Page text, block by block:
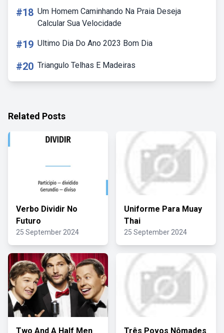
#18 Um Homem Caminhando Na Praia Deseja
Calcular Sua Velocidade
#19 Ultimo Dia Do Ano 2023 Bom Dia
#20 Triangulo Telhas E Madeiras
Related Posts
Verbo Dividir No
Futuro
25 September 2024
Uniforme Para Muay
Thai
25 September 2024
Two And A Half Men Três Povos Nômades